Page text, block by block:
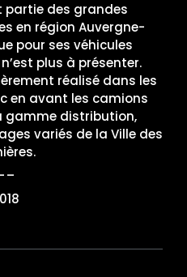
partie des grandes
en région Auvergne-
pour ses véhicules
plus à présenter.
réalisé dans les
en avant les camions
gamme distribution,
variés de la Ville des